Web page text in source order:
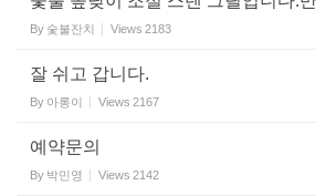
By 숯불잔치 Views 2183
잘 쉬고 갑니다.
By 아롱이 Views 2167
예약문의
By 박민영 Views 2142